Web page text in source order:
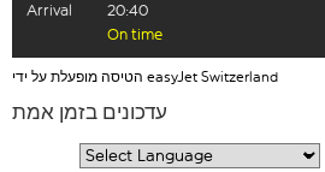
Arrival
20:40
On time
הטיסה מופעלת על ידי easyJet Switzerland
עדכונים בזמן אמת